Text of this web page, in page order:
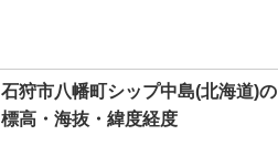
石狩市八幡町シップ中島(北海道)の
標高・海抜・緯度経度